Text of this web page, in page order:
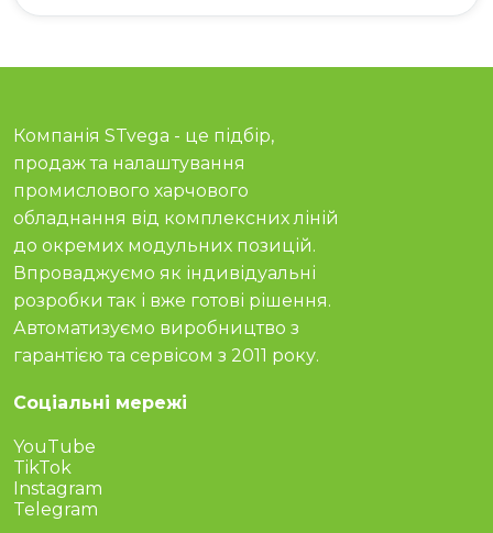
Компанія STvega - це підбір,
продаж та налаштування
промислового харчового
обладнання від комплексних ліній
до окремих модульних позицій.
Впроваджуємо як індивідуальні
розробки так і вже готові рішення.
Автоматизуємо виробництво з
гарантією та сервісом з 2011 року.
Соціальні мережі
YouTube
TikTok
Instagram
Telegram